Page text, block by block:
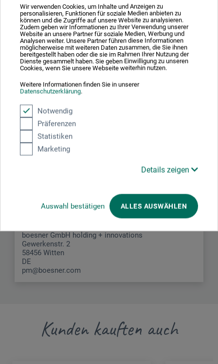
Wir verwenden Cookies, um Inhalte und Anzeigen zu
personalisieren, Funktionen für soziale Medien anbieten zu
können und die Zugriffe auf unsere Website zu analysieren.
Zudem geben wir Informationen zu Ihrer Verwendung unserer
Website an unsere Partner für soziale Medien, Werbung und
Analysen weiter. Unsere Partner führen diese Informationen
möglicherweise mit weiteren Daten zusammen, die Sie ihnen
bereitgestellt haben oder die sie im Rahmen Ihrer Nutzung der
Dienste gesammelt haben. Sie geben Einwilligung zu unseren
Cookies, wenn Sie unsere Webseite weiterhin nutzen.
Weitere Informationen finden Sie in unserer
Datenschutzerklärung.
Notwendig
Präferenzen
Statistiken
Marketing
Details zeigen
Auswahl bestätigen ALLES AUSWÄHLEN
schlechte Qualität
Produkt: ars nova Hake Brush Gr. 1 - Flachpinsel Ziegenhaar
verifizierter Kauf
Ich hatte mir auf Empfehlung für meine Aquarell-Malerei
diesen Ziegenhaar-Hake brush gekauft. Leider gehen nur
nach kurzer Anwendung die Pinselhaare aus! Das darf bei
diesem Produkt und für diesen Preis nicht passieren!
Hersteller-Kontakt
Hier finden Sie die Kontaktdaten des Herstellers zu
diesem Produkt.
boesner GmbH holding + innovations
Gewerkenstr. 2
58456 Witten
DE
pm@boesner.com
Kunden kauften auch